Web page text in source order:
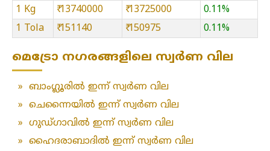
1 Kg ₹ 13740000 ₹ 13725000
0.11%
1 Tola
₹ 151140 ₹ 150975 0.11%
മെട്രോ നഗരങ്ങളിലെ സ്വർണ വില
» ബാംഗ്ലൂരിൽ ഇന്ന് സ്വർണ വില
» ചെന്നൈയിൽ ഇന്ന് സ്വർണ വില
» ഗുഡ്ഗാവിൽ ഇന്ന് സ്വർണ വില
» ഹൈദരാബാദിൽ ഇന്ന് സ്വർണ വില